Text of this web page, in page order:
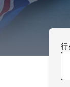
行